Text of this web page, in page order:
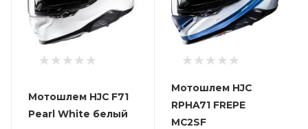
Мотошлем HJC F71
Pearl White белый
Мотошлем HJC
RPHA71 FREPE
MC2SF